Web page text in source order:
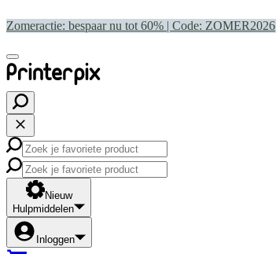
Zomeractie: bespaar nu tot 60% | Code: ZOMER2026
Nieuw
Hulpmiddelen
Inloggen